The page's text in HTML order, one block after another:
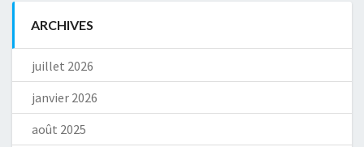
ARCHIVES
juillet 2026
janvier 2026
août 2025